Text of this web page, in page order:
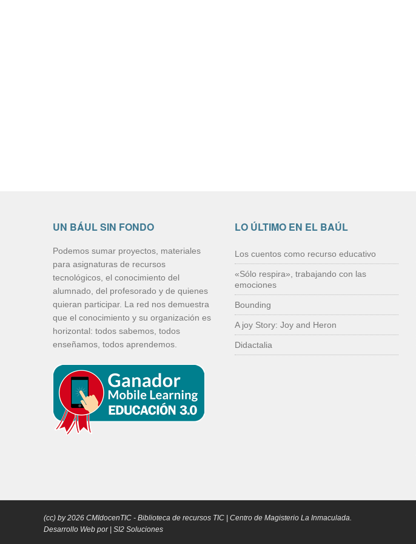
UN BÁUL SIN FONDO
Podemos sumar proyectos, materiales
para asignaturas de recursos
tecnológicos, el conocimiento del
alumnado, del profesorado y de quienes
quieran participar. La red nos demuestra
que el conocimiento y su organización es
horizontal: todos sabemos, todos
enseñamos, todos aprendemos.
LO ÚLTIMO EN EL BAÚL
Los cuentos como recurso educativo
«Sólo respira», trabajando con las
emociones
Bounding
A joy Story: Joy and Heron
Didactalia
(cc) by2026 CMIdocenTIC - Biblioteca de recursos TIC | Centro de Magisterio La Inmaculada.
Desarrollo Web por | SI2 Soluciones